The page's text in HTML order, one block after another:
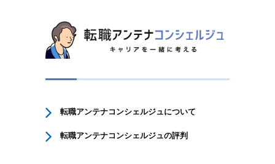
転職アンテナコンシェルジュについて
転職アンテナコンシェルジュの評判